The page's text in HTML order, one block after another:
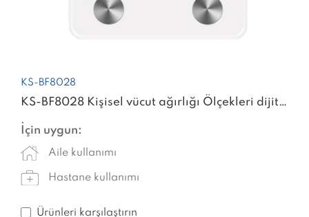
KS-BF8028
KS-BF8028 Kişisel vücut ağırlığı Ölçekleri dijital cam Elektronik Tartı makinesi dijital ağırlık akıllı ölçek
İçin uygun:
Aile kullanımı
Hastane kullanımı
Ürünleri karşılaştırın